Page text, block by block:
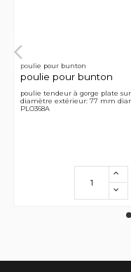
poulie pour bunton
poulie pour bunton
poulie tendeur à gorge plate
diamètre extérieur: 77 mm
PLO368A